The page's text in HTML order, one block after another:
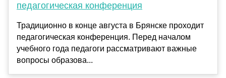
педагогическая конференция
Традиционно в конце августа в Брянске проходит
педагогическая конференция. Перед началом
учебного года педагоги рассматривают важные
вопросы образова...